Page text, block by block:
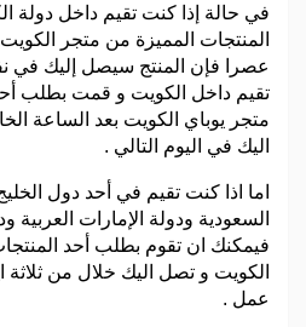
في حالة إذا كنت تقيم داخل دولة
المنتجات المميزة من متجر
عصرا فإن المنتج سيصل إليك في
تقيم داخل الكويت و قمت بطلب
متجر يوباي الكويت بعد الساعة
اليك في اليوم التالي .
اما اذا كنت تقيم في أحد دول
السعودية ودولة الإمارات
فيمكنك ان تقوم بطلب أحد
الكويت و تصل اليك خلال من
عمل .